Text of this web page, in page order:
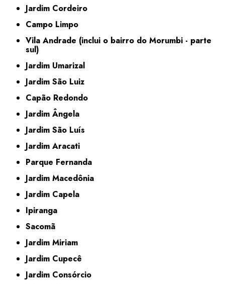
Jardim Cordeiro
Campo Limpo
Vila Andrade (inclui o bairro do Morumbi - parte
sul)
Jardim Umarizal
Jardim São Luiz
Capão Redondo
Jardim Ângela
Jardim São Luís
Jardim Aracati
Parque Fernanda
Jardim Macedônia
Jardim Capela
Ipiranga
Sacomã
Jardim Miriam
Jardim Cupecê
Jardim Consórcio